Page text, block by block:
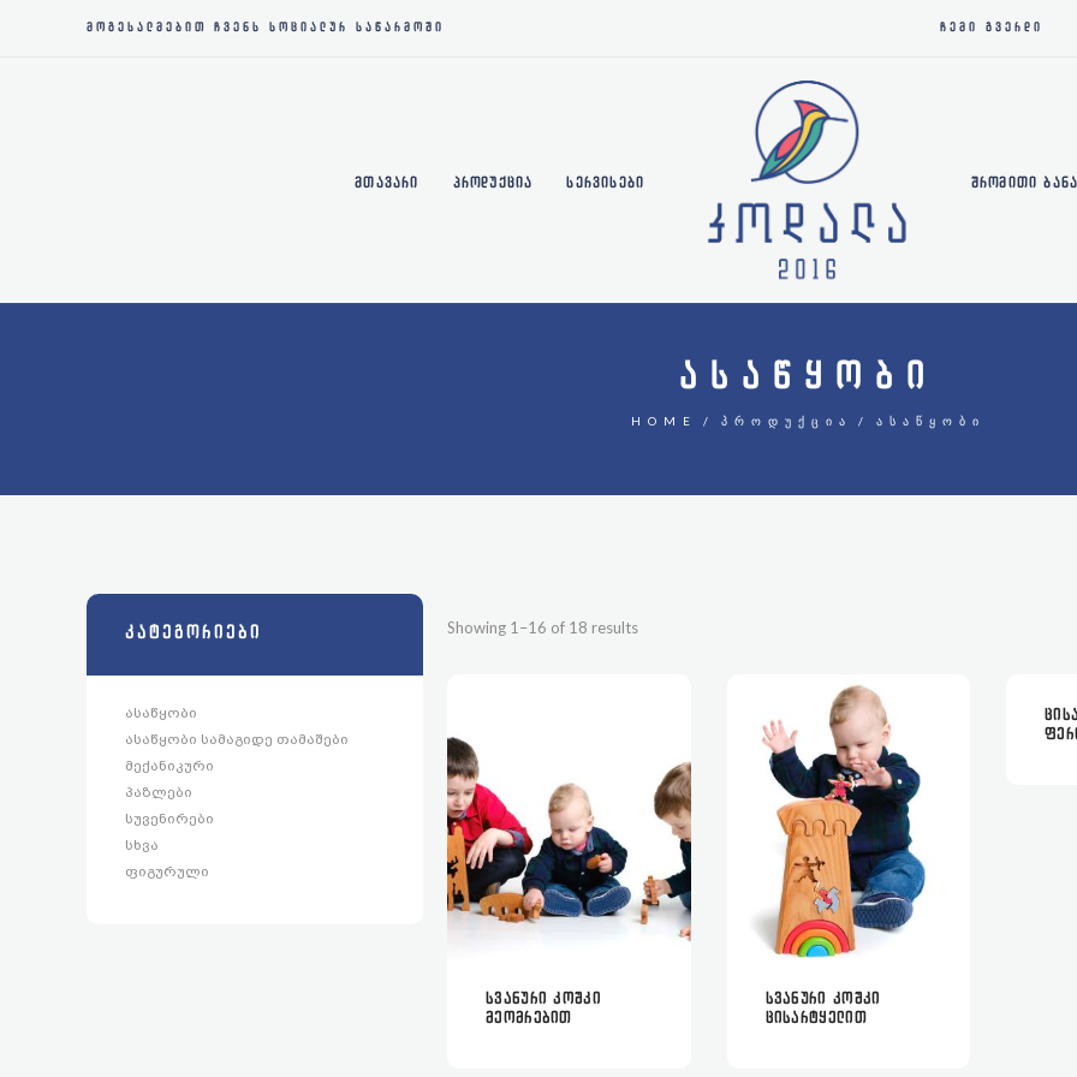
ᲛᲝᲒᲔᲡᲐᲚᲛᲔᲑᲘᲗ ᲩᲕᲔᲜᲡ ᲡᲝᲪᲘᲐᲚᲣᲠ ᲡᲐᲬᲐᲠᲛᲝᲨᲘ ᲩᲔᲛᲘ ᲒᲕᲔᲠᲓᲘ
ᲛᲗᲐᲕᲐᲠᲘ ᲞᲠᲝᲓᲣᲥᲪᲘᲐ ᲡᲔᲠᲕᲘᲡᲔᲑᲘ ᲨᲠᲝᲛᲘᲗᲘ
ᲐᲡᲐᲬᲧᲝᲑᲘ
HOME ᲞᲠᲝᲓᲣᲥᲪᲘᲐ ᲐᲡᲐᲬᲧᲝᲑᲘ
Showing 1–16 of 18 results
ᲡᲠᲣᲚᲐᲓ
ᲕᲠᲪᲚᲐᲓ
ᲡᲕᲐᲜᲣᲠᲘ ᲙᲝᲨᲙᲘ
ᲛᲔᲝᲛᲠᲔᲑᲘᲗ
ᲡᲠᲣᲚᲐᲓ
ᲕᲠᲪᲚᲐᲓ
ᲡᲕᲐᲜᲣᲠᲘ ᲙᲝᲨᲙᲘ
ᲪᲘᲡᲐᲠᲢᲧᲔᲚᲘᲗ
ᲙᲐᲢᲔᲒᲝᲠᲘᲔᲑᲘ
ᲐᲡᲐᲬᲧᲝᲑᲘ
ᲐᲡᲐᲬᲧᲝᲑᲘ ᲡᲐᲛᲐᲒᲘᲓᲔ ᲗᲐᲛᲐᲨᲔᲑᲘ
ᲛᲔᲥᲐᲜᲘᲙᲣᲠᲘ
ᲞᲐᲖᲚᲔᲑᲘ
ᲡᲣᲕᲔᲜᲘᲠᲔᲑᲘ
ᲡᲮᲕᲐ
ᲤᲘᲒᲣᲠᲣᲚᲘ